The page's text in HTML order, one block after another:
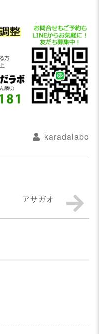
karadalabo
アサガオ